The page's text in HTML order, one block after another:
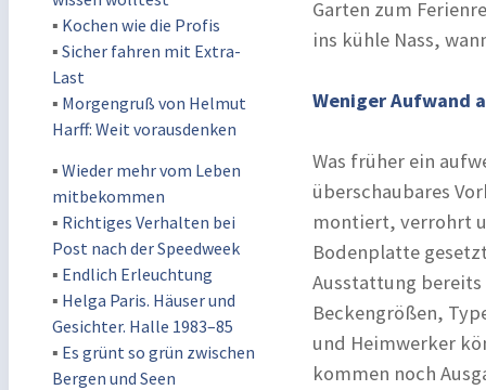
▪ Kochen wie die Profis
▪ Sicher fahren mit Extra-
Last
▪ Morgengruß von Helmut
Harff: Weit vorausdenken
▪ Wieder mehr vom Leben
mitbekommen
▪ Richtiges Verhalten bei
Post nach der Speedweek
▪ Endlich Erleuchtung
▪ Helga Paris. Häuser und
Gesichter. Halle 1983–85
▪ Es grünt so grün zwischen
Bergen und Seen
Garten zum
ins kühle Nass,
Weniger Aufwand
Was früher ein
überschaubares
montiert, verrohrt
Bodenplatte
Ausstattung bereits
Beckengrößen,
und Heimwerker
kommen noch